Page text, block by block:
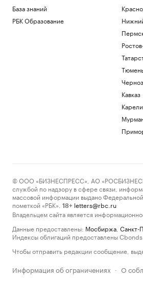
База знаний
РБК Образование
Кавказ
© ООО «БИЗНЕСПРЕСС», АО
службой по надзору в сфере связи,
массовой информации выдано
пометкой «РБК».
18+ letters@rbc.ru
Владельцем сайта является
Данные предоставлены: Мосбиржа Санкт-
Индексы облигаций предоставлены Cbonds.
Чтобы отправить редакции сообщение,
Информация об ограничениях · О